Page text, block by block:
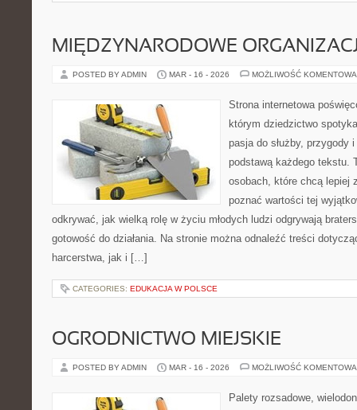
MIĘDZYNARODOWE
POSTED BY ADMIN MAR - 16 - 2026 MOŻLIWOŚĆ
Strona internetowa
którym dziedzictwo
pasja do służby, przygody
podstawą każdego tekstu.
osobach, które chcą lepiej
poznać wartości tej
odkrywać, jak wielką rolę w życiu młodych ludzi odgrywają
gotowość do działania. Na stronie można odnaleźć treści
harcerstwa, jak i […]
CATEGORIES: EDUKACJA W POLSCE
OGRODNICTWO MIEJSKIE
POSTED BY ADMIN MAR - 16 - 2026 MOŻLIWOŚĆ
Palety rozsadowe,